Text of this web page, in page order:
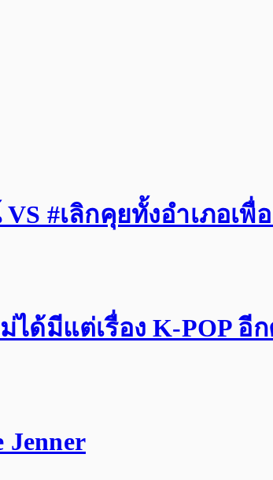
#เลิกคุยทั้งอำเภอเพื่
ได้มีแต่เรื่อง K-POP อี